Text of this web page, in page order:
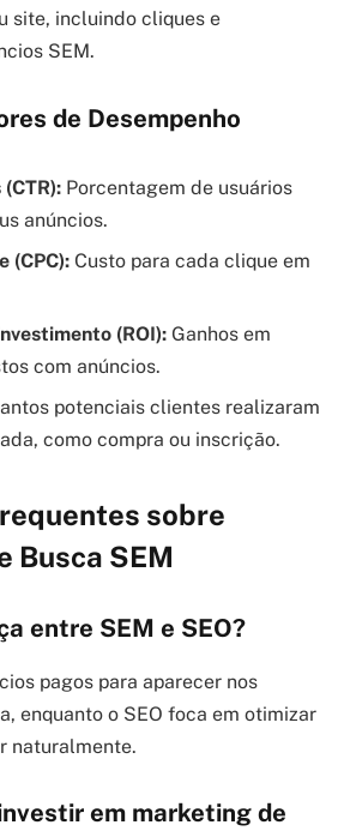
site, incluindo cliques e
SEM.
de Desempenho
Porcentagem de usuários
anúncios.
(CPC): Custo para cada clique em
(ROI): Ganhos em
com anúncios.
potenciais clientes realizaram
como compra ou inscrição.
sobre
Busca SEM
entre SEM e SEO?
pagos para aparecer nos
enquanto o SEO foca em otimizar
naturalmente.
em marketing de